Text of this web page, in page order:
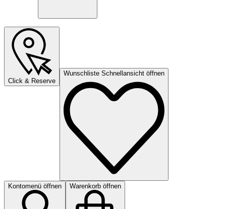
Click & Reserve
Wunschliste Schnellansicht öffnen
Kontomenü öffnen Warenkorb öffnen